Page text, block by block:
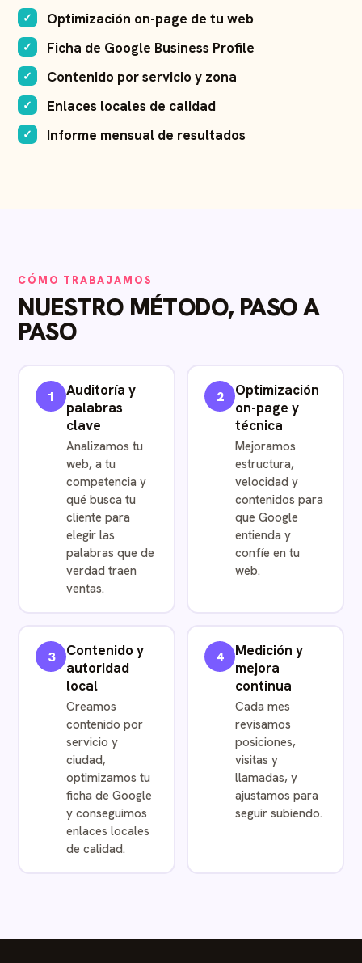
Optimización on-page de tu web
Ficha de Google Business Profile
Contenido por servicio y zona
Enlaces locales de calidad
Informe mensual de resultados
CÓMO TRABAJAMOS
NUESTRO MÉTODO, PASO A
PASO
1
Auditoría y
palabras
clave
Analizamos tu
web, a tu
competencia y
qué busca tu
cliente para
elegir las
palabras que de
verdad traen
ventas.
2
Optimización
on-page y
técnica
Mejoramos
estructura,
velocidad y
contenidos para
que Google
entienda y
confíe en tu
web.
3
Contenido y
autoridad
local
Creamos
contenido por
servicio y
ciudad,
optimizamos tu
ficha de Google
y conseguimos
enlaces locales
de calidad.
4
Medición y
mejora
continua
Cada mes
revisamos
posiciones,
visitas y
llamadas, y
ajustamos para
seguir subiendo.